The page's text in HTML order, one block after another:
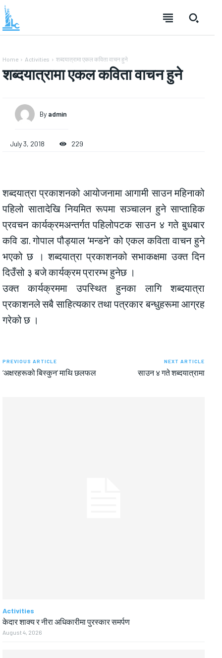
Home Activities शब्दयात्रामा एकल कविता वाचन हुने
शब्दयात्रामा एकल कविता वाचन हुने
By admin
July 3, 2018 229
शब्दयात्रा प्रकाशनको आयोजनामा आगामी साउन महिनाको
पहिलो सातादेखि नियमित रूपमा सञ्चालन हुने साप्ताहिक
प्रवचन कार्यक्रमअन्तर्गत पहिलोपटक साउन ४ गते बुधबार
कवि डा. गोपाल पौड्याल ‘मन्डने’ को एकल कविता वाचन हुने
भएको छ । शब्दयात्रा प्रकाशनको सभाकक्षमा उक्त दिन
दिउँसो ३ बजे कार्यक्रम प्रारम्भ हुनेछ ।
उक्त कार्यक्रममा उपस्थित हुनका लागि शब्दयात्रा
प्रकाशनले सबै साहित्यकार तथा पत्रकार बन्धुहरूमा आग्रह
गरेको छ ।
PREVIOUS ARTICLE
‘अक्षरहरूको बिस्कुन’ माथि छलफल
NEXT ARTICLE
साउन ४ गते शब्दयात्रामा
Activities
केदार शाक्य र नीरा अधिकारीमा पुरस्कार समर्पण
August 4, 2026